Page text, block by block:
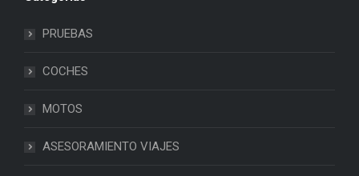
PRUEBAS
COCHES
MOTOS
ASESORAMIENTO VIAJES